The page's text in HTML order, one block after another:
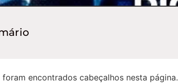
foram encontrados cabeçalhos nesta página.